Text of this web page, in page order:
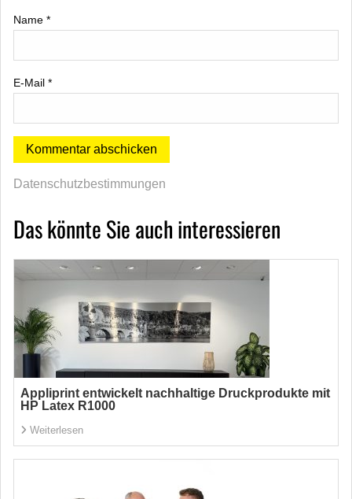
Name *
E-Mail *
Datenschutzbestimmungen
Das könnte Sie auch interessieren
Appliprint entwickelt nachhaltige Druckprodukte mit
HP Latex R1000
Weiterlesen